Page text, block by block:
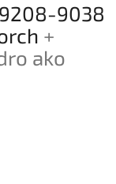
9038
+
ako